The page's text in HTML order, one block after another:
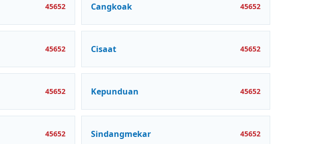
45652 Cangkoak 45652
45652 Cisaat 45652
45652 Kepunduan 45652
45652 Sindangmekar 45652